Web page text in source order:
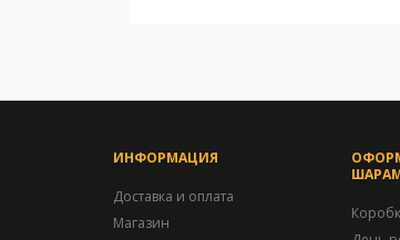
ИНФОРМАЦИЯ
Доставка и оплата
Магазин